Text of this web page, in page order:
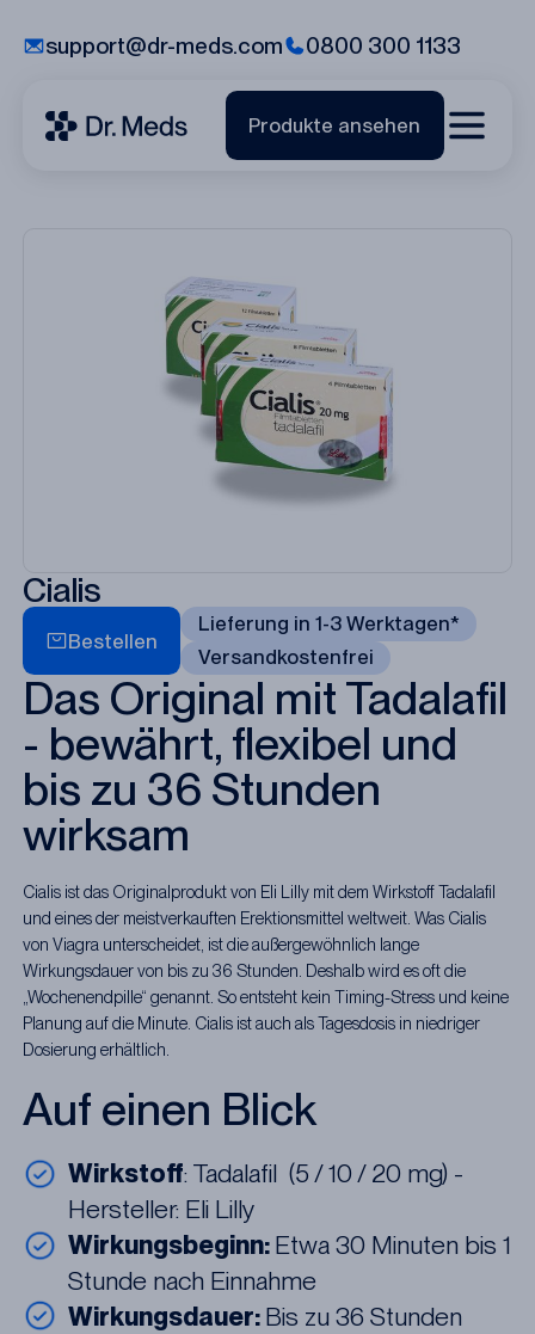
support@dr-meds.com 0800 300 1133
Produkte ansehen
Cialis
Bestellen
Lieferung in 1-3 Werktagen*
Versandkostenfrei
Das Original mit Tadalafil
- bewährt, flexibel und
bis zu 36 Stunden
wirksam
Cialis ist das Originalprodukt von Eli Lilly mit dem Wirkstoff Tadalafil
und eines der meistverkauften Erektionsmittel weltweit. Was Cialis
von Viagra unterscheidet, ist die außergewöhnlich lange
Wirkungsdauer von bis zu 36 Stunden. Deshalb wird es oft die
„Wochenendpille“ genannt. So entsteht kein Timing-Stress und keine
Planung auf die Minute. Cialis ist auch als Tagesdosis in niedriger
Dosierung erhältlich.
Auf einen Blick
Wirkstoff: Tadalafil (5 / 10 / 20 mg) -
Hersteller: Eli Lilly
Wirkungsbeginn:Etwa 30 Minuten bis 1
Stunde nach Einnahme
Wirkungsdauer:Bis zu 36 Stunden